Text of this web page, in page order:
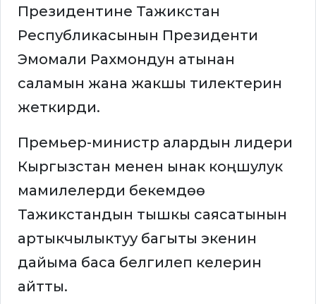
Президентине Тажикстан
Республикасынын Президенти
Эмомали Рахмондун атынан
саламын жана жакшы тилектерин
жеткирди.
Премьер-министр алардын лидери
Кыргызстан менен ынак коңшулук
мамилелерди бекемдөө
Тажикстандын тышкы саясатынын
артыкчылыктуу багыты экенин
дайыма баса белгилеп келерин
айтты.